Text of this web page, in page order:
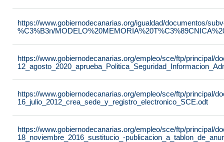
https://www.gobiernodecanarias.org/igualdad/documentos/
%C3%B3n/
https://www.gobiernodecanarias.org/empleo/sce/ftp/principal/
https://www.gobiernodecanarias.org/empleo/sce/ftp/principal/
16_julio_2012_crea_sede_y_registro_electronico_SCE.odt
https://www.gobiernodecanarias.org/empleo/sce/ftp/principal/
18_noviembre_2016_sustitucio_-